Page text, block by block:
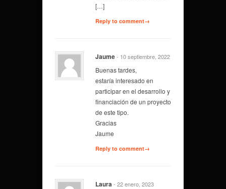
[…]
Reply to comment→
Jaume- 10 septiembre, 2022
Buenas tardes,
estaría interesado en
participar en el desarrollo y
financiación de un proyecto
de este tipo.
Gracias
Jaume
Reply to comment→
Laura- 22 enero, 2023